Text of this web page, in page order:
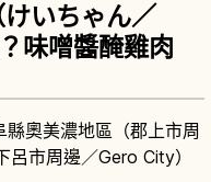
いちゃん／
味噌醬醃雞肉
縣奧美濃地區（郡上市周
市周邊／Gero City）